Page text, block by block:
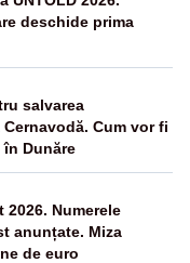
deschide prima
salvarea
Cum vor fi
Dunăre
2026. Numerele
anunțate. Miza
de euro